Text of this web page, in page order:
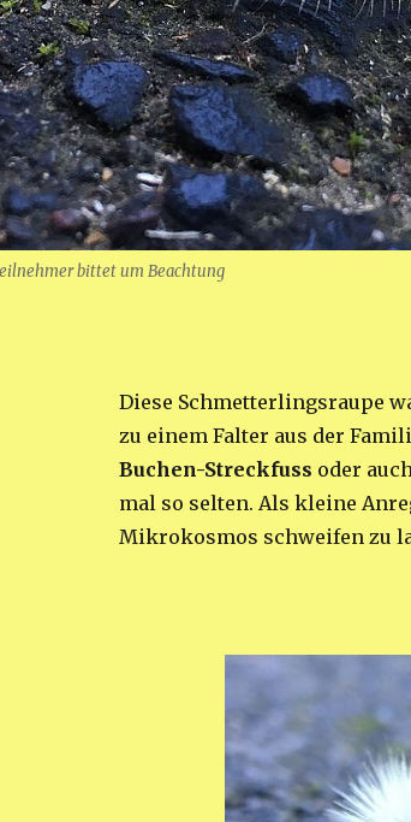
bittet um Beachtung
Diese Schmetterlingsraupe
zu einem Falter aus der
Buchen-Streckfuss oder auch
mal so selten. Als kleine
Mikrokosmos schweifen zu